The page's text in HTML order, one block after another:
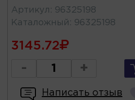
Артикул : 96325198
Каталожный : 96325198
3145.72
- +
Написать отзыв